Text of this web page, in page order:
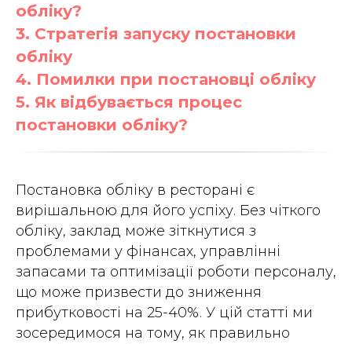
обліку?
3. Стратегія запуску постановки
обліку
4. Помилки при постановці обліку
5. Як відбувається процес
постановки обліку?
Постановка обліку в ресторані є
вирішальною для його успіху. Без чіткого
обліку, заклад може зіткнутися з
проблемами у фінансах, управлінні
запасами та оптимізації роботи персоналу,
що може призвести до зниження
прибутковості на 25-40%. У цій статті ми
зосередимося на тому, як правильно